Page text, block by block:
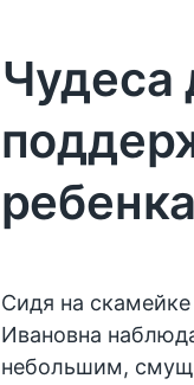
Чудеса
Сидя на
Ивановна
небольшим,